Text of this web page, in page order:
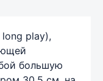
long play),
большую